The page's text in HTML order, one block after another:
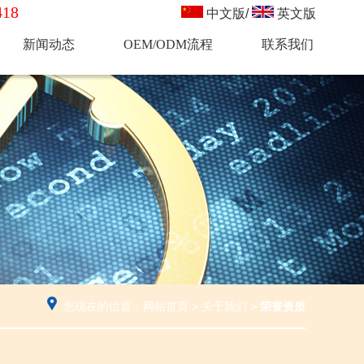
中文版/ 英文版
新闻动态 OEM/ODM流程 联系我们
您现在的位置： 网站首页 > 关于我们 > 荣誉资质